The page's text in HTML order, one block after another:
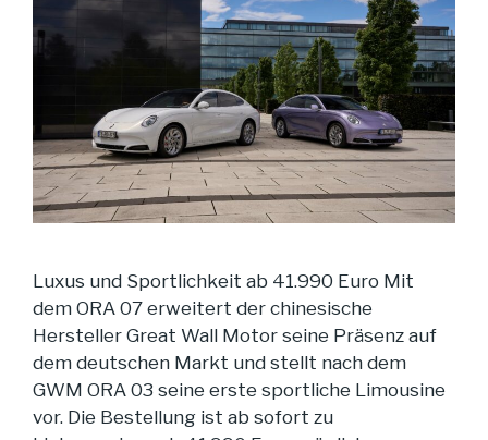
Luxus und Sportlichkeit ab 41.990 Euro Mit
dem ORA 07 erweitert der chinesische
Hersteller Great Wall Motor seine Präsenz auf
dem deutschen Markt und stellt nach dem
GWM ORA 03 seine erste sportliche Limousine
vor. Die Bestellung ist ab sofort zu